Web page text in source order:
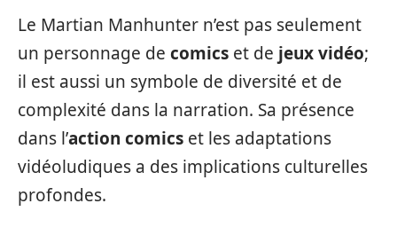
Le Martian Manhunter n’est pas seulement
un personnage de comics et de jeux vidéo;
il est aussi un symbole de diversité et de
complexité dans la narration. Sa présence
dans l’action comics et les adaptations
vidéoludiques a des implications culturelles
profondes.